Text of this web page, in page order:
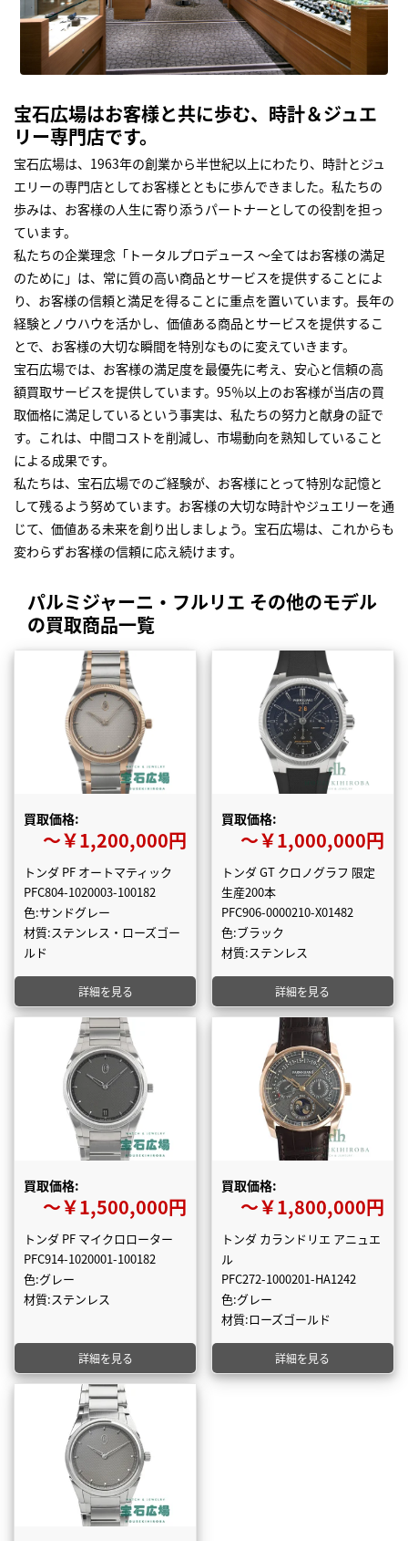
宝石広場はお客様と共に歩む、時計＆ジュエ
リー専門店です。
宝石広場は、1963年の創業から半世紀以上にわたり、時計とジュ
エリーの専門店としてお客様とともに歩んできました。私たちの
歩みは、お客様の人生に寄り添うパートナーとしての役割を担っ
ています。
私たちの企業理念「トータルプロデュース ～全てはお客様の満足
のために」は、常に質の高い商品とサービスを提供することによ
り、お客様の信頼と満足を得ることに重点を置いています。長年の
経験とノウハウを活かし、価値ある商品とサービスを提供するこ
とで、お客様の大切な瞬間を特別なものに変えていきます。
宝石広場では、お客様の満足度を最優先に考え、安心と信頼の高
額買取サービスを提供しています。95％以上のお客様が当店の買
取価格に満足しているという事実は、私たちの努力と献身の証で
す。これは、中間コストを削減し、市場動向を熟知していること
による成果です。
私たちは、宝石広場でのご経験が、お客様にとって特別な記憶と
して残るよう努めています。お客様の大切な時計やジュエリーを通
じて、価値ある未来を創り出しましょう。宝石広場は、これからも
変わらずお客様の信頼に応え続けます。
パルミジャーニ・フルリエ その他のモデル
の買取商品一覧
買取価格:
〜￥1,200,000円
トンダ PF オートマティック
PFC804-1020003-100182
色:サンドグレー
材質:ステンレス・ローズゴー
ルド
詳細を見る
買取価格:
〜￥1,000,000円
トンダ GT クロノグラフ 限定
生産200本
PFC906-0000210-X01482
色:ブラック
材質:ステンレス
詳細を見る
買取価格:
〜￥1,500,000円
トンダ PF マイクロローター
PFC914-1020001-100182
色:グレー
材質:ステンレス
詳細を見る
買取価格:
〜￥1,800,000円
トンダ カランドリエ アニュエ
ル
PFC272-1000201-HA1242
色:グレー
材質:ローズゴールド
詳細を見る